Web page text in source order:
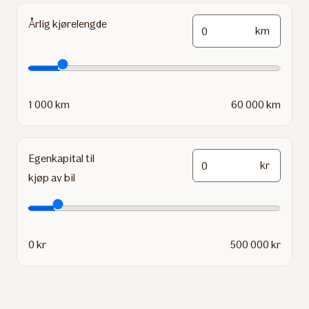
Årlig kjørelengde
km
1 000 km 60 000 km
Egenkapital til
kjøp av bil
kr
0 kr 500 000 kr